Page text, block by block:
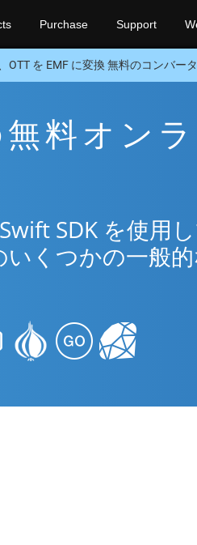
Purchase Support
OTT を EMF に変換 無料のコンバー
料オン
SDK を使用し
くつかの一般